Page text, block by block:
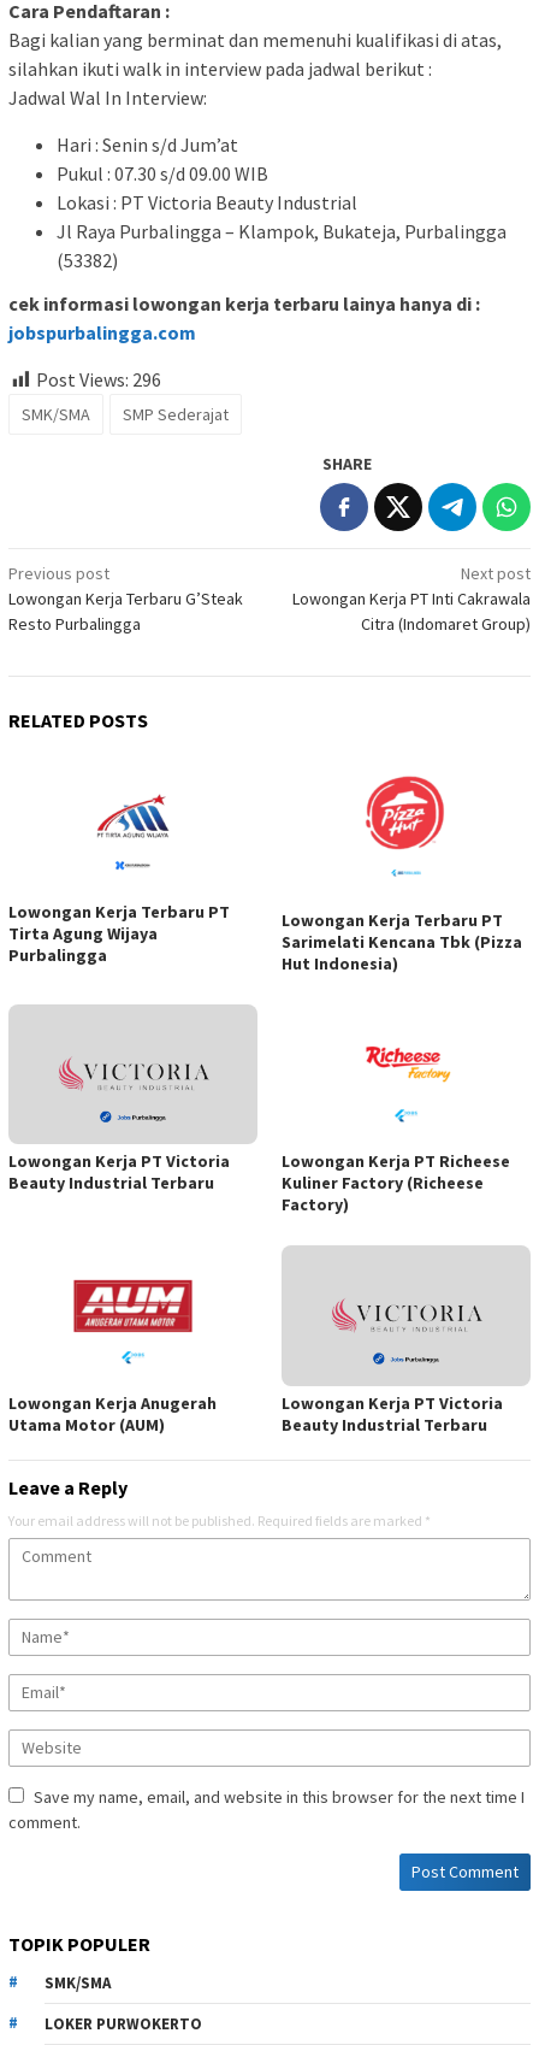
Cara Pendaftaran :
Bagi kalian yang berminat dan memenuhi kualifikasi di atas,
silahkan ikuti walk in interview pada jadwal berikut :
Jadwal Wal In Interview:
Hari : Senin s/d Jum’at
Pukul : 07.30 s/d 09.00 WIB
Lokasi : PT Victoria Beauty Industrial
Jl Raya Purbalingga – Klampok, Bukateja, Purbalingga
(53382)
cek informasi lowongan kerja terbaru lainya hanya di :
jobspurbalingga.com
Post Views: 296
SMK/SMA SMP Sederajat
SHARE
Post
navigation
Previous post
Lowongan Kerja Terbaru G’Steak
Resto Purbalingga
Next post
Lowongan Kerja PT Inti Cakrawala
Citra (Indomaret Group)
RELATED POSTS
Lowongan Kerja Terbaru PT
Tirta Agung Wijaya
Purbalingga
Lowongan Kerja Terbaru PT
Sarimelati Kencana Tbk (Pizza
Hut Indonesia)
Lowongan Kerja PT Victoria
Beauty Industrial Terbaru
Lowongan Kerja PT Richeese
Kuliner Factory (Richeese
Factory)
Lowongan Kerja Anugerah
Utama Motor (AUM)
Lowongan Kerja PT Victoria
Beauty Industrial Terbaru
Leave a Reply
Your email address will not be published. Required fields are marked *
Save my name, email, and website in this browser for the next time I
comment.
TOPIK POPULER
SMK/SMA
LOKER PURWOKERTO